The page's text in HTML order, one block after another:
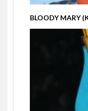
BLOODY MARY